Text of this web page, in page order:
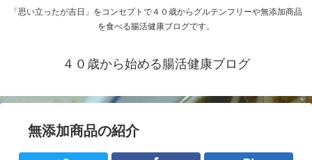
「思い立ったが吉日」をコンセプトで４０歳からグルテンフリーや無添加商品
を食べる腸活健康ブログです。
４０歳から始める腸活健康ブログ
無添加商品の紹介